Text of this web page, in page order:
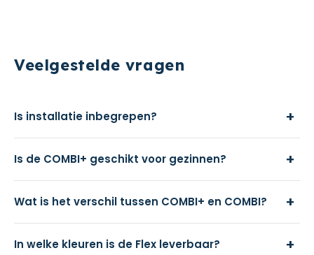
Veelgestelde vragen
Is installatie inbegrepen? +
Is de COMBI+ geschikt voor gezinnen? +
Wat is het verschil tussen COMBI+ en COMBI? +
In welke kleuren is de Flex leverbaar? +